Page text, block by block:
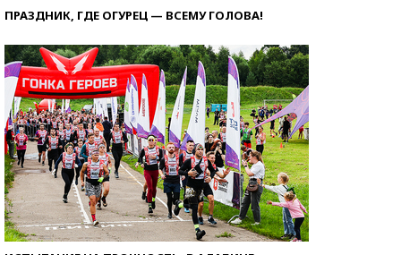
ПРАЗДНИК, ГДЕ ОГУРЕЦ — ВСЕМУ ГОЛОВА!